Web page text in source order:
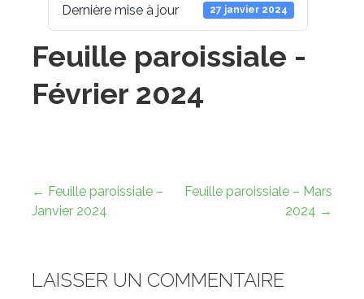
Dernière mise à jour 27 janvier 2024
Feuille paroissiale -
Février 2024
Navigation
l’article
← Feuille paroissiale –
Janvier 2024
Feuille paroissiale – Mars
2024 →
LAISSER UN COMMENTAIRE